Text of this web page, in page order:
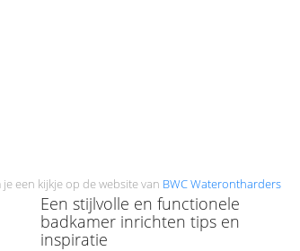
een kijkje op de website van BWC Waterontharders
Een stijlvolle en functionele
badkamer inrichten tips en
inspiratie